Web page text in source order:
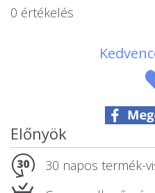
Sport/Hobbi szerint
Állatos ajándéktárgyak
0 értékelés
Előnyök
30 napos termék-